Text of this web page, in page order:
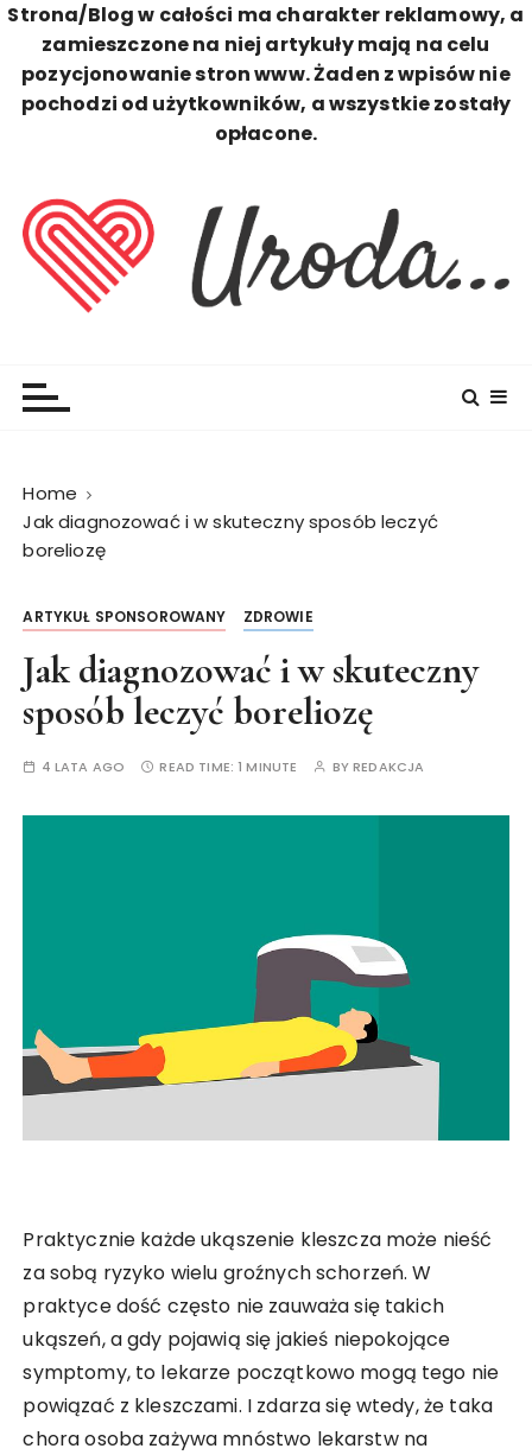
Strona/Blog w całości ma charakter reklamowy, a
zamieszczone na niej artykuły mają na celu
pozycjonowanie stron www. Żaden z wpisów nie
pochodzi od użytkowników, a wszystkie zostały
opłacone.
Home
Jak diagnozować i w skuteczny sposób leczyć
boreliozę
ARTYKUŁ SPONSOROWANY ZDROWIE
Jak diagnozować i w skuteczny
sposób leczyć boreliozę
4 LATA AGO READ TIME:1 MINUTE BYREDAKCJA
Praktycznie każde ukąszenie kleszcza może nieść
za sobą ryzyko wielu groźnych schorzeń. W
praktyce dość często nie zauważa się takich
ukąszeń, a gdy pojawią się jakieś niepokojące
symptomy, to lekarze początkowo mogą tego nie
powiązać z kleszczami. I zdarza się wtedy, że taka
chora osoba zażywa mnóstwo lekarstw na